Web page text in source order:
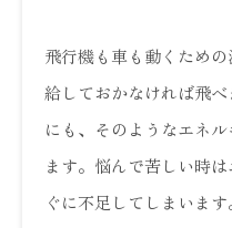
飛行機も車も動くため
給しておかなければ飛
にも、そのようなエネ
ます。悩んで苦しい時
ぐに不足してしまいます